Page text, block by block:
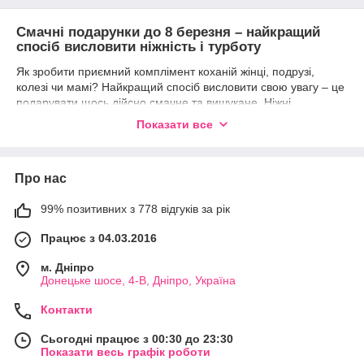
Смачні подарунки до 8 березня – найкращий
спосіб висловити ніжність і турботу
Як зробити приємний комплімент коханій жінці, подрузі,
колезі чи мамі? Найкращий спосіб висловити свою увагу – це
подарувати щось дійсно смачне та вишукане. Ніжні
шоколадні десерти, витончені цукерки та елітний шоколад –
– ми підготували для вас широкий вибір солодких подарунків,
які стануть ідеальним сюрпризом для будь-якої жінки.
Вишуканий асортимент європейських
солодощів
У нашому каталозі представлені тільки найкращі смаколики
від відомих європейських брендів:
Набори асорті:ПралінеMaitre Truffout
г (Польща),
Цукерки-трюфелі: Fancy Truffles classic Maitre
Truffout500 г (Австрія),Maitre Truffout Mozartkugeln
Показати все
Про нас
99% позитивних з 778 відгуків за рік
Працює з 04.03.2016
м. Дніпро
Донецьке шосе, 4-В, Дніпро, Україна
Контакти
Сьогодні працює з 00:30 до 23:30
Показати весь графік роботи